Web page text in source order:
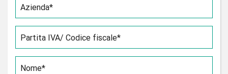
Azienda*
Partita IVA/ Codice fiscale*
Nome*